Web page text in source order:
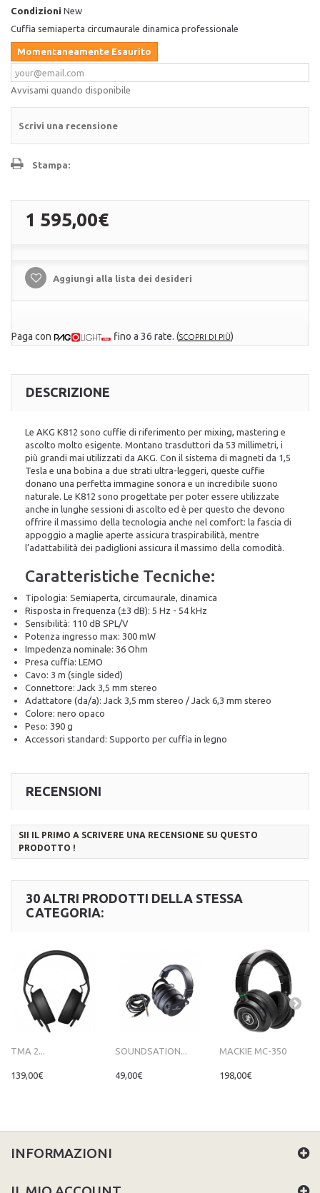
Condizioni New
Cuffia semiaperta circumaurale dinamica professionale
Momentaneamente Esaurito
Avvisami quando disponibile
Scrivi una recensione
Stampa:
1 595,00€
Aggiungi alla lista dei desideri
Paga con fino a 36 rate. (SCOPRI DI PIÙ)
DESCRIZIONE
Le AKG K812 sono cuffie di riferimento per mixing, mastering e
ascolto molto esigente. Montano trasduttori da 53 millimetri, i
più grandi mai utilizzati da AKG. Con il sistema di magneti da 1,5
Tesla e una bobina a due strati ultra-leggeri, queste cuffie
donano una perfetta immagine sonora e un incredibile suono
naturale. Le K812 sono progettate per poter essere utilizzate
anche in lunghe sessioni di ascolto ed è per questo che devono
offrire il massimo della tecnologia anche nel comfort: la fascia di
appoggio a maglie aperte assicura traspirabilità, mentre
l’adattabilità dei padiglioni assicura il massimo della comodità.
Caratteristiche Tecniche:
Tipologia: Semiaperta, circumaurale, dinamica
Risposta in frequenza (±3 dB): 5 Hz - 54 kHz
Sensibilità: 110 dB SPL/V
Potenza ingresso max: 300 mW
Impedenza nominale: 36 Ohm
Presa cuffia: LEMO
Cavo: 3 m (single sided)
Connettore: Jack 3,5 mm stereo
Adattatore (da/a): Jack 3,5 mm stereo / Jack 6,3 mm stereo
Colore: nero opaco
Peso: 390 g
Accessori standard: Supporto per cuffia in legno
RECENSIONI
SII IL PRIMO A SCRIVERE UNA RECENSIONE SU QUESTO
PRODOTTO !
30 ALTRI PRODOTTI DELLA STESSA
CATEGORIA:
TMA 2...
139,00€
SOUNDSATION...
49,00€
MACKIE MC-350
198,00€
INFORMAZIONI